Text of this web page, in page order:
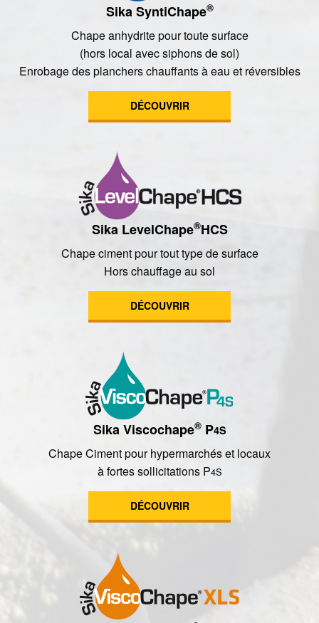
Sika SyntiChape®
Chape anhydrite pour toute surface
(hors local avec siphons de sol)
Enrobage des planchers chauffants à eau et réversibles
DÉCOUVRIR
Sika LevelChape®HCS
Chape ciment pour tout type de surface
Hors chauffage au sol
DÉCOUVRIR
Sika Viscochape®P4S
Chape Ciment pour hypermarchés et locaux
à fortes sollicitations P4S
DÉCOUVRIR